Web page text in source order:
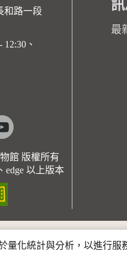
和路一段
、
youtube
館 版權所有
edge 以上版本
最
量化統計與分析，以進行